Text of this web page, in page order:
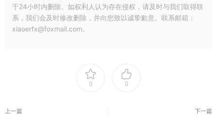
于24小时内删除。如权利人认为存在侵权，请及时与我们取得联
系，我们会及时修改删除，并向您致以诚挚歉意。联系邮箱：
xiaoerfx@foxmail.com。
0 0
上一篇 下一篇